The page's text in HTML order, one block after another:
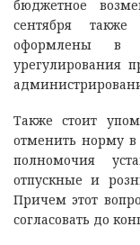
бюджетное
сентября
оформлены в
урегулирования
Также стоит
отменить норму
полномочия
отпускные и
Причем этот
согласовать до